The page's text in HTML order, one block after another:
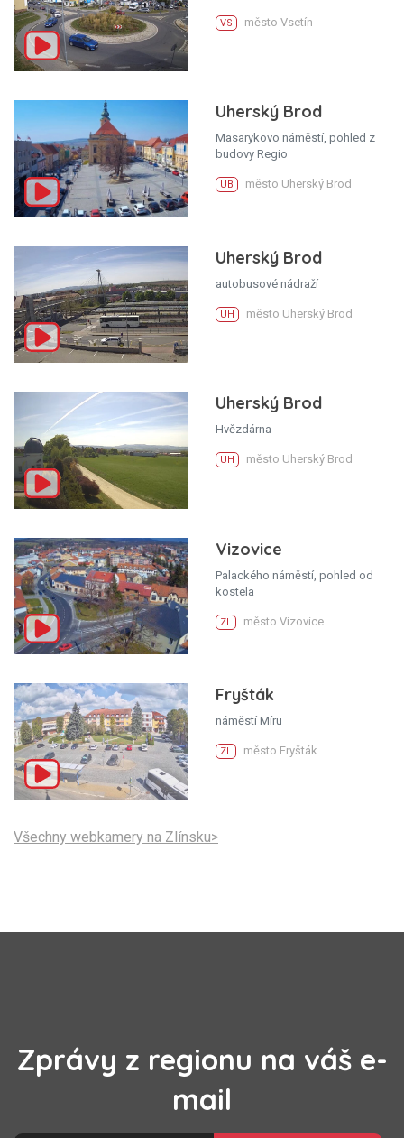
VS město Vsetín
Uherský Brod
Masarykovo náměstí, pohled z
budovy Regio
UB město Uherský Brod
Uherský Brod
autobusové nádraží
UH město Uherský Brod
Uherský Brod
Hvězdárna
UH město Uherský Brod
Vizovice
Palackého náměstí, pohled od
kostela
ZL město Vizovice
Fryšták
náměstí Míru
ZL město Fryšták
Všechny webkamery na Zlínsku>
Zprávy z regionu na váš e-
mail